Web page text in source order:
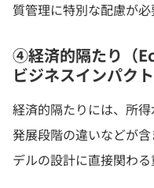
質管理に特別な配慮が必
④経済的隔たり（
ビジネスインパクト
経済的隔たりには、所
発展段階の違いなどが
デルの設計に直接関わる